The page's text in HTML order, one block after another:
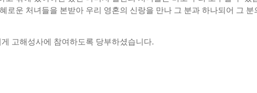
로운 처녀들을 본받아 우리 영혼의 신랑을 만나 그 분과 하나되어 그 분
고해성사에 참여하도록 당부하셨습니다.